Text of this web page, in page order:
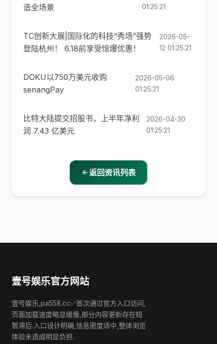
造全场景
01:25:21
TC创新大展|国际化的科技“秀场”强势
登陆杭州！ 6.18前享受惊爆优惠！
2026-05-
12 01:25:21
DOKU以750万美元收购
senangPay
2026-05-06
01:25:21
比特大陆提交招股书，上半年净利
润 7.43 亿美元
2026-04-30
01:25:21
返回资讯列表
壹号娱乐官方网站
壹号娱乐,pa558.cc✅首次通过官方入口访问,
页面加载速度略显缓慢,部分内容更新存在短
暂滞后.入口设计明确,信息密度适中,整体浏览
体验未造成明显负担.